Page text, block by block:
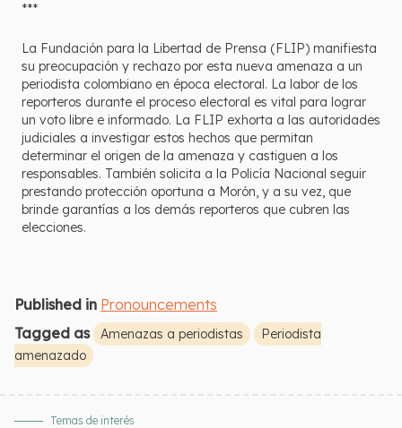
***
La Fundación para la Libertad de Prensa (FLIP) manifiesta
su preocupación y rechazo por esta nueva amenaza a un
periodista colombiano en época electoral. La labor de los
reporteros durante el proceso electoral es vital para lograr
un voto libre e informado. La FLIP exhorta a las autoridades
judiciales a investigar estos hechos que permitan
determinar el origen de la amenaza y castiguen a los
responsables. También solicita a la Policía Nacional seguir
prestando protección oportuna a Morón, y a su vez, que
brinde garantías a los demás reporteros que cubren las
elecciones.
Published in Pronouncements
Tagged as
Amenazas a periodistas
Periodista
amenazado
Temas de interés